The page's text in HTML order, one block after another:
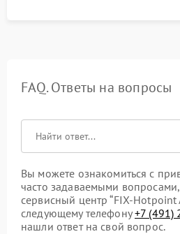
FAQ. Ответы на вопросы
Вы можете ознакомиться с
часто задаваемыми
сервисный центр “FIX-Hotpoint
следующему телефону+7 (491)
нашли ответ на свой вопрос.